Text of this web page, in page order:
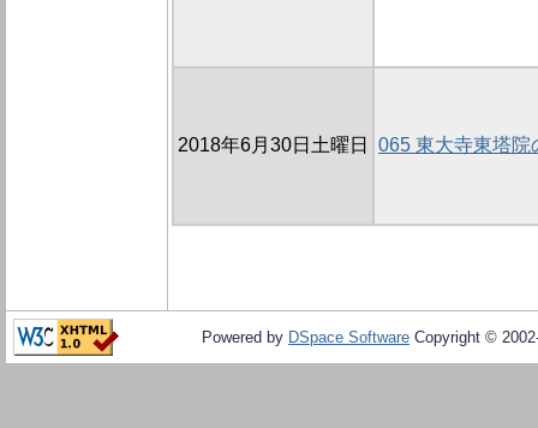
2018年6月30日土曜日 065 東大寺東塔院
Powered by DSpace Software Copyright ©